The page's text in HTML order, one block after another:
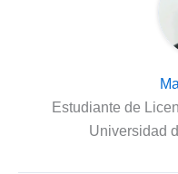
Estudiante de
Universidad